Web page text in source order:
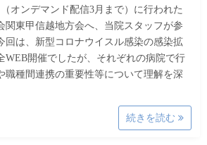
オンデマンド配信3月まで）に行われた
関東甲信越地方会へ、当院スタッフが参
回は、新型コロナウイスル感染の感染拡
WEB開催でしたが、それぞれの病院で行
職種間連携の重要性等について理解を深
続きを読む